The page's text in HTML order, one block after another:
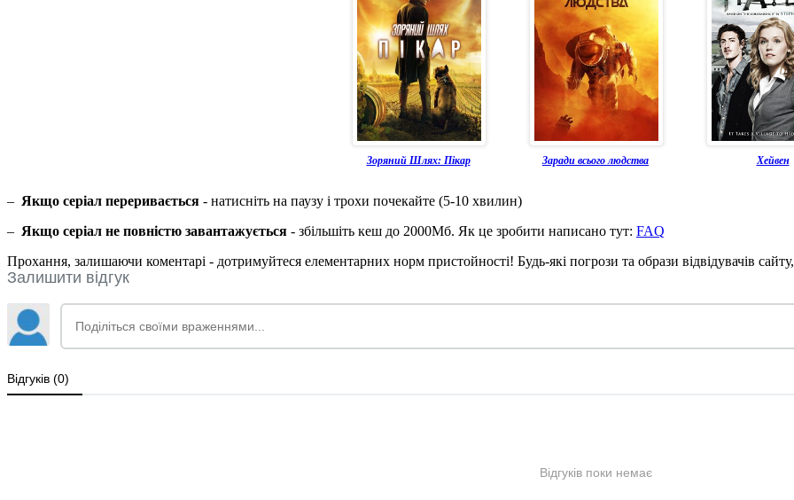
Зоряний Шлях: Пікар Заради всього людства Хейвен
– Якщо серіал переривається - натисніть на паузу і трохи почекайте (5-10 хвилин)
– Якщо серіал не повністю завантажується - збільшіть кеш до 2000Мб. Як це зробити написано тут: FAQ
Прохання, залишаючи коментарі - дотримуйтеся елементарних норм пристойності! Будь-які погрози та образи відвідувачів